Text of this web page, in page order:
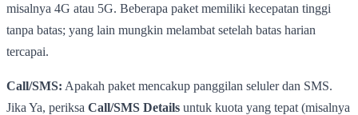
misalnya 4G atau 5G. Beberapa paket memiliki kecepatan tinggi
tanpa batas; yang lain mungkin melambat setelah batas harian
tercapai.
Call/SMS: Apakah paket mencakup panggilan seluler dan SMS.
Jika Ya, periksa Call/SMS Details untuk kuota yang tepat (misalnya